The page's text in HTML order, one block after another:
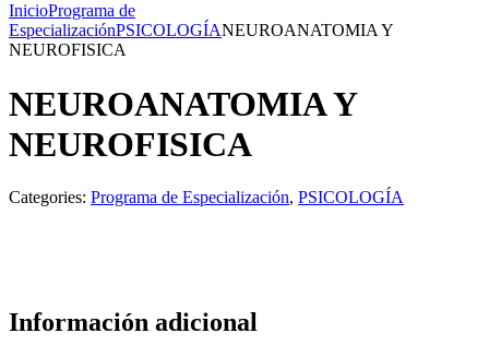
InicioPrograma de
EspecializaciónPSICOLOGÍANEUROANATOMIA Y
NEUROFISICA
NEUROANATOMIA Y
NEUROFISICA
Categories: Programa de Especialización, PSICOLOGÍA
Información adicional